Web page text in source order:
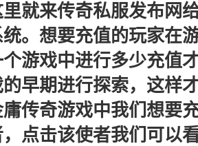
就来传奇私服发布网
。想要充值的玩家在
游戏中进行多少充值
早期进行探索，这样
传奇游戏中我们想要
点击该使者我们可以